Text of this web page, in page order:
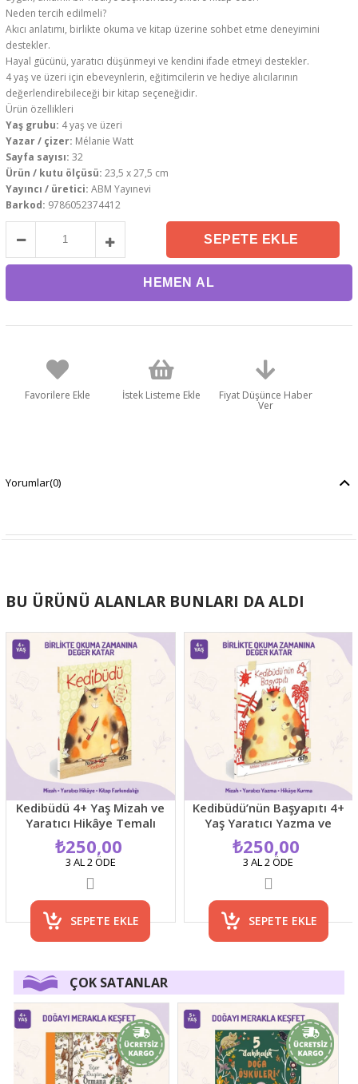
Neden tercih edilmeli?
Akıcı anlatımı, birlikte okuma ve kitap üzerine sohbet etme deneyimini
destekler.
Hayal gücünü, yaratıcı düşünmeyi ve kendini ifade etmeyi destekler.
4 yaş ve üzeri için ebeveynlerin, eğitimcilerin ve hediye alıcılarının
değerlendirebileceği bir kitap seçeneğidir.
Ürün özellikleri
Yaş grubu: 4 yaş ve üzeri
Yazar / çizer: Mélanie Watt
Sayfa sayısı: 32
Ürün / kutu ölçüsü: 23,5 x 27,5 cm
Yayıncı / üretici: ABM Yayınevi
Barkod: 9786052374412
Favorilere Ekle İstek Listeme Ekle Fiyat Düşünce Haber
Ver
Yorumlar(0)
BU ÜRÜNÜ ALANLAR BUNLARI DA ALDI
Kedibüdü 4+ Yaş Mizah ve
Yaratıcı Hikâye Temalı
Resimli Çocuk Kitabı
₺250,00
SEPETE EKLE
3 AL 2 ÖDE
Kedibüdü’nün Başyapıtı 4+
Yaş Yaratıcı Yazma ve
Mizah Temalı Resimli
Çocuk Kitabı
₺250,00
SEPETE EKLE
3 AL 2 ÖDE
ÇOK SATANLAR